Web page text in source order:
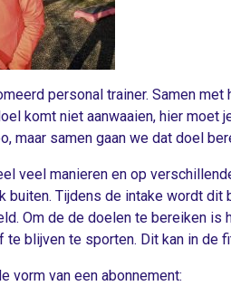
personal trainer. Samen met
komt niet aanwaaien, hier moet
maar samen gaan we dat doel
veel manieren en op
buiten. Tijdens de intake wordt dit
Om de de doelen te bereiken is
te blijven te sporten. Dit kan in de
vorm van een abonnement: